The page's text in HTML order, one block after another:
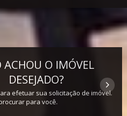
ACHOU O IMÓVEL
DESEJADO?
efetuar sua solicitação de imóvel.
para você.